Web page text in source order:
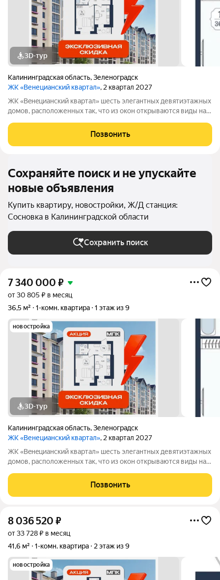
3D-тур
Калининградская область,Зеленоградск
ЖК «Венецианский квартал», 2 квартал 2027
ЖК «Вeнeцианcкий квартал» шесть элегантных девятиэтажных
домов, расположенных так, что из окон открываются виды на
-Квартиры в комплексе сдаются в качественном сером ключе.
-Дома имеют высокий
Позвонить
Сохраняйте поиск и не упускайте
новые объявления
Купить квартиру, новостройки, Ж/Д станция:
Сосновка в Калининградской области
Сохранить поиск
7 340 000 ₽
от 30 805 ₽ в месяц
36,5 м²
1-комн. квартира 1 этаж из 9
новостройка
3D-тур
Калининградская область,Зеленоградск
ЖК «Венецианский квартал», 2 квартал 2027
ЖК «Вeнeцианcкий квартал» шесть элегантных девятиэтажных
домов, расположенных так, что из окон открываются виды на
-Квартиры в комплексе сдаются в качественном сером ключе.
-Дома имеют высокий
Позвонить
8 036 520 ₽
от 33 728 ₽ в месяц
41,6 м²
1-комн. квартира 2 этаж из 9
новостройка